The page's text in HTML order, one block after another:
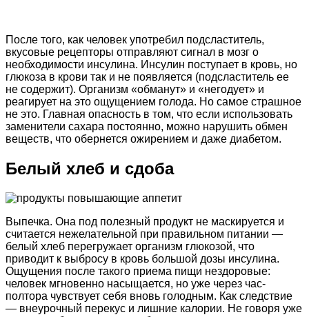
После того, как человек употребил подсластитель,
вкусовые рецепторы отправляют сигнал в мозг о
необходимости инсулина. Инсулин поступает в кровь, но
глюкоза в крови так и не появляется (подсластитель ее
не содержит). Организм «обманут» и «негодует» и
реагирует на это ощущением голода. Но самое страшное
не это. Главная опасность в том, что если использовать
заменители сахара постоянно, можно нарушить обмен
веществ, что обернется ожирением и даже диабетом.
Белый хлеб и сдоба
Выпечка. Она под полезный продукт не маскируется и
считается нежелательной при правильном питании —
белый хлеб перегружает организм глюкозой, что
приводит к выбросу в кровь большой дозы инсулина.
Ощущения после такого приема пищи нездоровые:
человек мгновенно насыщается, но уже через час-
полтора чувствует себя вновь голодным. Как следствие
— внеурочный перекус и лишние калории. Не говоря уже